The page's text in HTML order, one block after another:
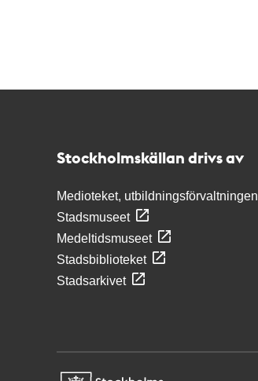
Stockholmskällan drivs av
Medioteket, utbildningsförvaltningen
Stadsmuseet
Medeltidsmuseet
Stadsbiblioteket
Stadsarkivet